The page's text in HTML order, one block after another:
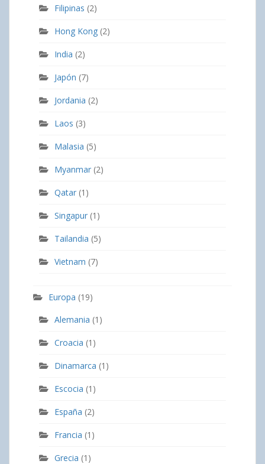
Filipinas (2)
Hong Kong (2)
India (2)
Japón (7)
Jordania (2)
Laos (3)
Malasia (5)
Myanmar (2)
Qatar (1)
Singapur (1)
Tailandia (5)
Vietnam (7)
Europa (19)
Alemania (1)
Croacia (1)
Dinamarca (1)
Escocia (1)
España (2)
Francia (1)
Grecia (1)